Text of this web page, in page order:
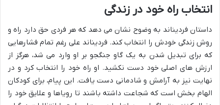
انتخاب راه خود در زندگی
داستان فردیناند به وضوح نشان می دهد که هر فردی حق دارد راه و
روش زندگی خودش را انتخاب کند. فردیناند علی رغم تمام فشارهایی
که برای تبدیل شدن به یک گاو جنگجو بر او وارد می شد، هرگز از
ارزش های اصلی خود دست نکشید. او راه خود را انتخاب کرد و در
نهایت نیز به آرامش و شادمانی دست یافت. این پیام، برای کودکان
الهام بخش است که شجاعت داشته باشند تا رویاها و علایق خود را